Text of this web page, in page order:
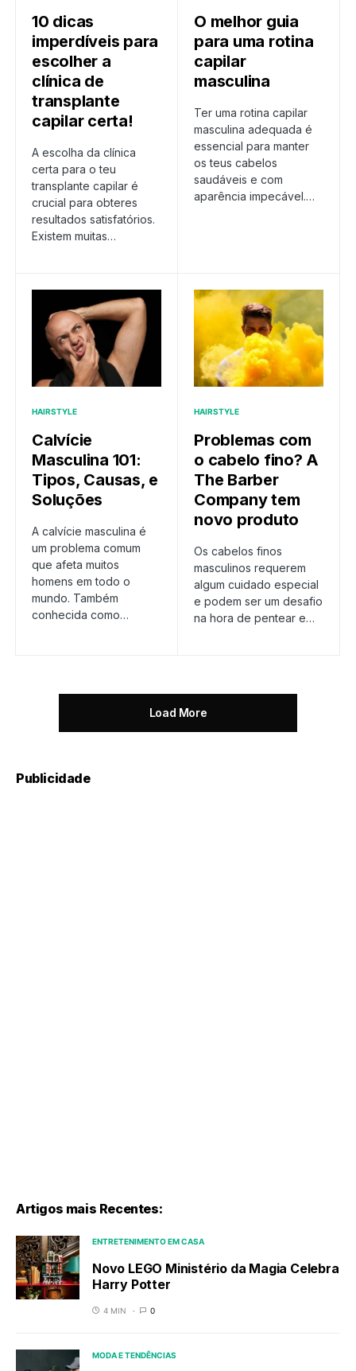
10 dicas
imperdíveis para
escolher a
clínica de
transplante
capilar certa!
A escolha da clínica
certa para o teu
transplante capilar é
crucial para obteres
resultados satisfatórios.
Existem muitas…
O melhor guia
para uma rotina
capilar
masculina
Ter uma rotina capilar
masculina adequada é
essencial para manter
os teus cabelos
saudáveis e com
aparência impecável.…
HAIRSTYLE
Calvície
Masculina 101:
Tipos, Causas, e
Soluções
A calvície masculina é
um problema comum
que afeta muitos
homens em todo o
mundo. Também
conhecida como…
HAIRSTYLE
Problemas com
o cabelo fino? A
The Barber
Company tem
novo produto
Os cabelos finos
masculinos requerem
algum cuidado especial
e podem ser um desafio
na hora de pentear e…
Load More
Publicidade
Artigos mais Recentes:
ENTRETENIMENTO EM CASA
Novo LEGO Ministério da Magia Celebra
Harry Potter
4 MIN 0
MODA E TENDÊNCIAS